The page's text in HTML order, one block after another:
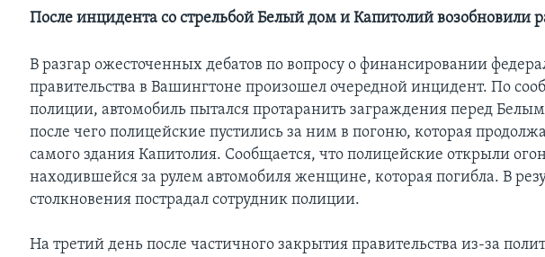
После инцидента со стрельбой Белый дом и Капитолий возобновили
В разгар ожесточенных дебатов по вопросу о финансировании
правительства в Вашингтоне произошел очередной инцидент. По
полиции, автомобиль пытался протаранить заграждения перед
после чего полицейские пустились за ним в погоню, которая
самого здания Капитолия. Сообщается, что полицейские открыли
находившейся за рулем автомобиля женщине, которая погибла. В
столкновения пострадал сотрудник полиции.
На третий день после частичного закрытия правительства из-за